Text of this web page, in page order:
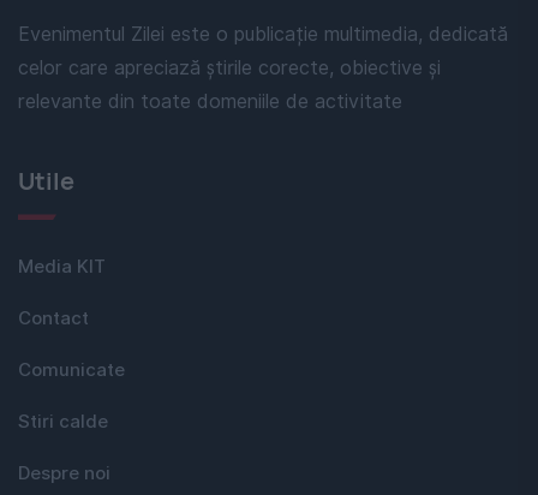
Evenimentul Zilei este o publicație multimedia, dedicată
celor care apreciază știrile corecte, obiective și
relevante din toate domeniile de activitate
Utile
Media KIT
Contact
Comunicate
Stiri calde
Despre noi